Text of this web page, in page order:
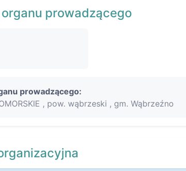
organu prowadzącego
prowadzącego:
, pow. wąbrzeski , gm. Wąbrzeźno